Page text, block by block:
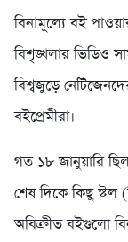
বিনামূল্যে বই
বিশৃঙ্খলার ভিডিও
বিশ্বজুড়ে
বইপ্রেমীরা।
গত ১৮ জানুয়ারি ছিল
শেষ দিকে কিছু স্টল
অবিক্রীত বইগুলো